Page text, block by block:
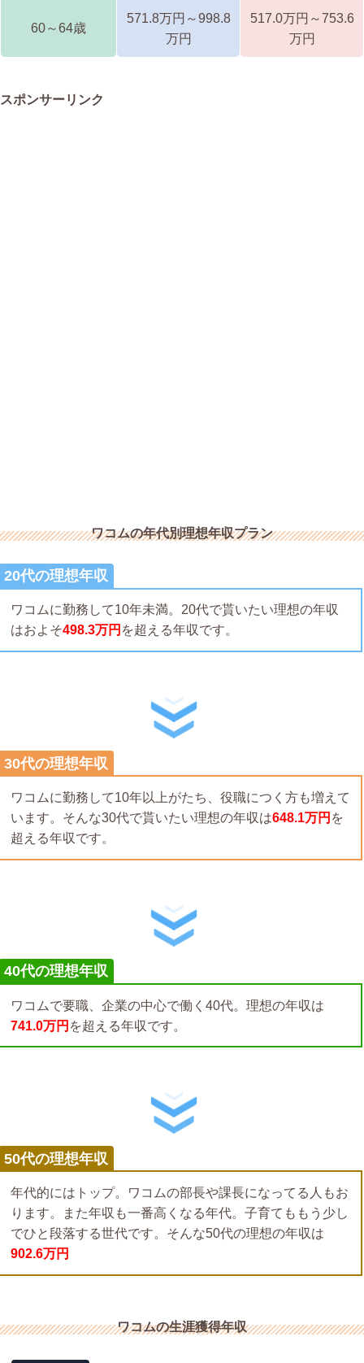
60～64歳
571.8万円～998.8
万円
517.0万円～753.6
万円
スポンサーリンク
ワコムの年代別理想年収プラン
20代の理想年収
ワコムに勤務して10年未満。20代で貰いたい理想の年収
はおよそ498.3万円 を超える年収です。
30代の理想年収
ワコムに勤務して10年以上がたち、役職につく方も増えて
います。そんな30代で貰いたい理想の年収は648.1万円 を
超える年収です。
40代の理想年収
ワコムで要職、企業の中心で働く40代。理想の年収は
741.0万円 を超える年収です。
50代の理想年収
年代的にはトップ。ワコムの部長や課長になってる人もお
ります。また年収も一番高くなる年代。子育てももう少し
でひと段落する世代です。そんな50代の理想の年収は
902.6万円
ワコムの生涯獲得年収